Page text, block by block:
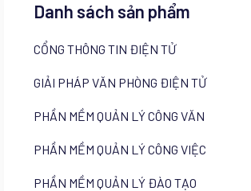
Danh sách sản phẩm
CỔNG THÔNG TIN ĐIỆN TỬ
GIẢI PHÁP VĂN PHÒNG ĐIỆN TỬ
PHẦN MỀM QUẢN LÝ CÔNG VĂN
PHẦN MỀM QUẢN LÝ CÔNG VIỆC
PHẦN MỀM QUẢN LÝ ĐÀO TẠO